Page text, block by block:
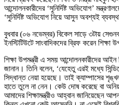
আন্দোলনকারীদের ‘সুনির্দিষ্ট অভিযোগ’
‘সুনির্দিষ্ট অভিযোগ নিয়ে আসুন অবশ্যই
বুধবার (০৬ নভেম্বর) বিকেল সাড়ে ৩টায়
ইনস্টিটিউটে সাংবাদিকদের ব্রিফ করেন শিক্ষা
শিক্ষা উপমন্ত্রী এ সময় আন্দোলনকারীদের
জানান। তিনি বলেন, ‘যেহেতু এরই মধ্যে
সিদ্ধান্ত নেয়া হয়েছে। তাই ক্যাম্পাসের
হাতে তুলে না নেন। কেউ দোষ করেছে বা
আমাদের শিক্ষামন্ত্রীও আহ্বান জানিয়েছেন